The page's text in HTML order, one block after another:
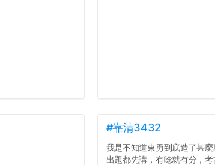
#靠清3432
我是不知道東勇到底造了甚麼
出題都先講，有唸就有分，